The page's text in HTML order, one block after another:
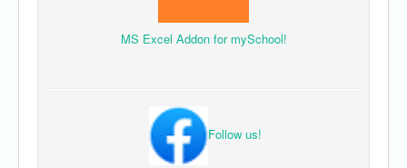
MS Excel Addon for mySchool!
Follow us!